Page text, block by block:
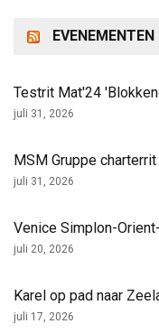
EVENEMENTEN
Testrit Mat'24
juli 31, 2026
MSM Gruppe
juli 31, 2026
Venice Simplon-
juli 20, 2026
Karel op pad naar
juli 17, 2026